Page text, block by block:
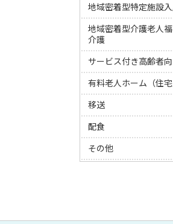
地域密着型特定施設
地域密着型介護老人
介護
サービス付き高齢者
有料老人ホーム（住宅
移送
配食
その他